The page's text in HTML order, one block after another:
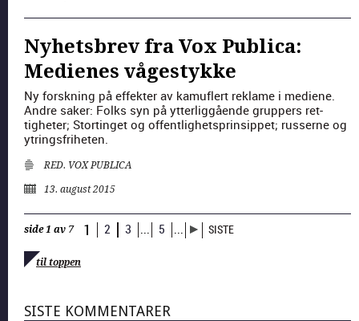
Nyhetsbrev fra Vox Publica:
Medienes vågestykke
Ny forskn­ing på effek­ter av kamu­flert reklame i medi­ene.
Andre sak­er: Folks syn på ytterlig­gående grup­pers ret­
tigheter; Stortinget og offent­lighet­sprin­sip­pet; russerne og
ytrings­fri­heten.
RED. VOX PUBLICA
13. august 2015
side 1 av 7 1 2 3 ... 5 ... SISTE
til toppen
SISTE KOMMENTARER